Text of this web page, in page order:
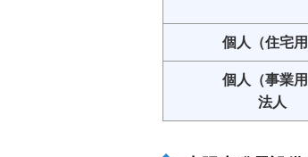
個人（住宅用
個人（事業用
法人